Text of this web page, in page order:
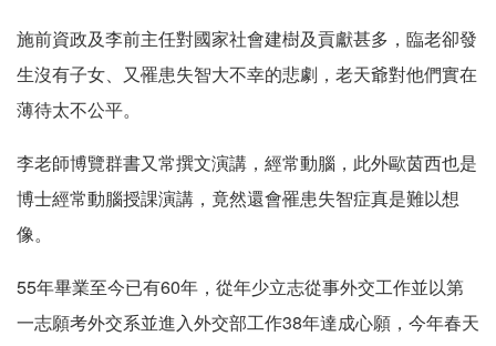
施前資政及李前主任對國家社會建樹及貢獻甚多，臨老卻發
生沒有子女、又罹患失智大不幸的悲劇，老天爺對他們實在
薄待太不公平。
李老師博覽群書又常撰文演講，經常動腦，此外歐茵西也是
博士經常動腦授課演講，竟然還會罹患失智症真是難以想
像。
55年畢業至今已有60年，從年少立志從事外交工作並以第
一志願考外交系並進入外交部工作38年達成心願，今年春天